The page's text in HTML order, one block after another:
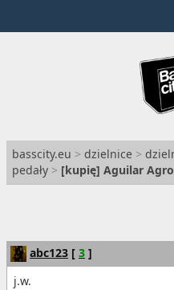
basscity.eu > dzielnice >
pedały > [kupię] Aguilar
abc123 [ 3 ]
j.w.